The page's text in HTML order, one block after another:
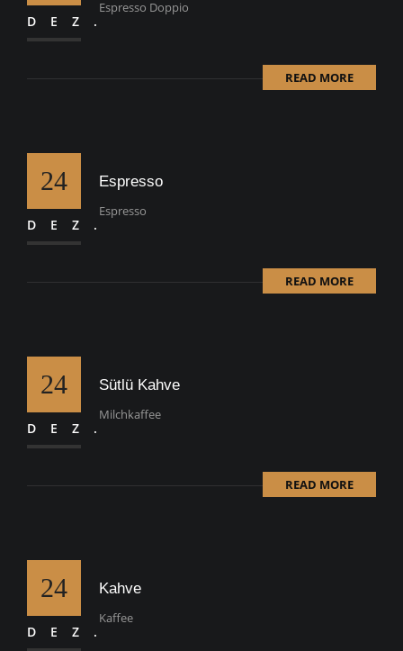
DEZ.
Espresso Doppio
READ MORE
24
DEZ.
Espresso
Espresso
READ MORE
24
DEZ.
Sütlü Kahve
Milchkaffee
READ MORE
24
DEZ.
Kahve
Kaffee